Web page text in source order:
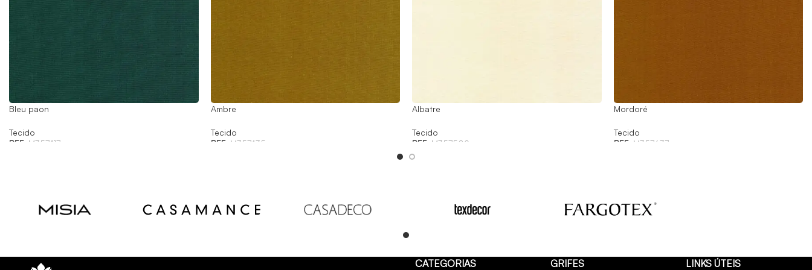
Bleu paon
Tecido
REF: M357417
Ambre
Tecido
REF: M357435
Albatre
Tecido
REF: M357509
Mordoré
Tecido
REF: M357637
Read
Read
Read
CATEGORIAS GRIFES LINKS ÚTEIS